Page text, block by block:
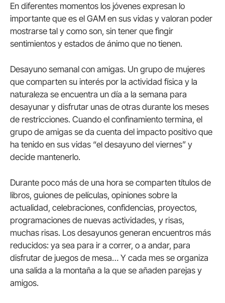
En diferentes momentos los jóvenes expresan lo
importante que es el GAM en sus vidas y valoran poder
mostrarse tal y como son, sin tener que fingir
sentimientos y estados de ánimo que no tienen.
Desayuno semanal con amigas. Un grupo de mujeres
que comparten su interés por la actividad física y la
naturaleza se encuentra un día a la semana para
desayunar y disfrutar unas de otras durante los meses
de restricciones. Cuando el confinamiento termina, el
grupo de amigas se da cuenta del impacto positivo que
ha tenido en sus vidas “el desayuno del viernes” y
decide mantenerlo.
Durante poco más de una hora se comparten títulos de
libros, guiones de películas, opiniones sobre la
actualidad, celebraciones, confidencias, proyectos,
programaciones de nuevas actividades, y risas,
muchas risas. Los desayunos generan encuentros más
reducidos: ya sea para ir a correr, o a andar, para
disfrutar de juegos de mesa… Y cada mes se organiza
una salida a la montaña a la que se añaden parejas y
amigos.